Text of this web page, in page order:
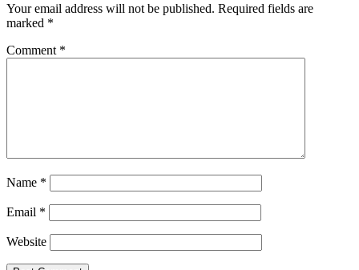
Your email address will not be published. Required fields are
marked *
Comment *
Name *
Email *
Website